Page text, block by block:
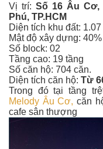
Vị trí: Số 16 Âu Cơ,
Phú, TP.HCM
Diện tích khu đất: 1.07
Mật độ xây dựng: 40%
Số block: 02
Tầng cao: 19 tầng
Số căn hộ: 704 căn.
Diện tích căn hộ: Từ
Trong đó tại tầng
Melody Âu Cơ, căn
cafe sân thượng